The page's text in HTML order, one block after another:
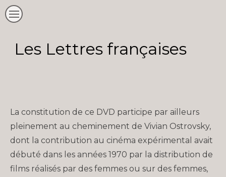
Les Lettres françaises
La constitution de ce DVD participe par ailleurs
pleinement au cheminement de Vivian Ostrovsky,
dont la contribution au cinéma expérimental avait
débuté dans les années 1970 par la distribution de
films réalisés par des femmes ou sur des femmes,